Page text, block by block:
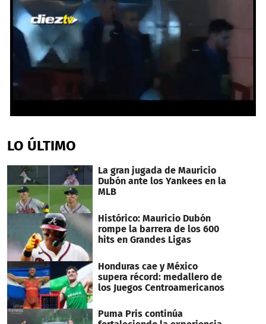
of
2
19
seconds
LO ÚLTIMO
La gran jugada de Mauricio
Dubón ante los Yankees en la
MLB
Histórico: Mauricio Dubón
rompe la barrera de los 600
hits en Grandes Ligas
Honduras cae y México
supera récord: medallero de
los Juegos Centroamericanos
Puma Pris continúa